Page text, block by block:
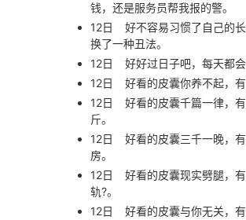
钱，还是服务员帮我报的警。
12日
好不容易习惯了自己的
换了一种丑法。
12日
好好过日子吧，每天都会
12日
好看的皮囊你养不起，
12日
好看的皮囊千篇一律，
斤。
12日
好看的皮囊三千一晚，
房。
12日
好看的皮囊现实劈腿，
轨?。
12日
好看的皮囊与你无关，